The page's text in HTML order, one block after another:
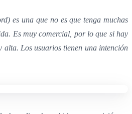
es una que no es que tenga muchas
Es muy comercial, por lo que si hay
alta. Los usuarios tienen una intención